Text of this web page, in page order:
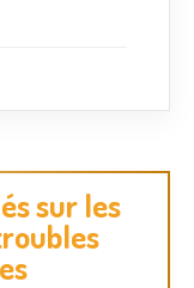
sur les